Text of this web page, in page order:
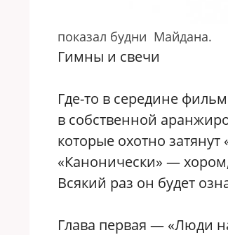
показал будни Майдана.
Гимны и свечи
Где-то в середине
в собственной
которые охотно
«Канонически» —
Всякий раз он будет
Глава первая — «Люди